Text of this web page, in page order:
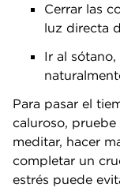
Cerrar las
luz directa
Ir al
Para pasar el
caluroso,
meditar, hacer
completar un
estrés puede